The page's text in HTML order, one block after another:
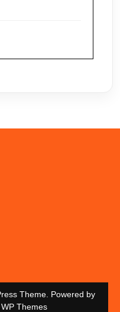
Theme. Powered by
WP Themes